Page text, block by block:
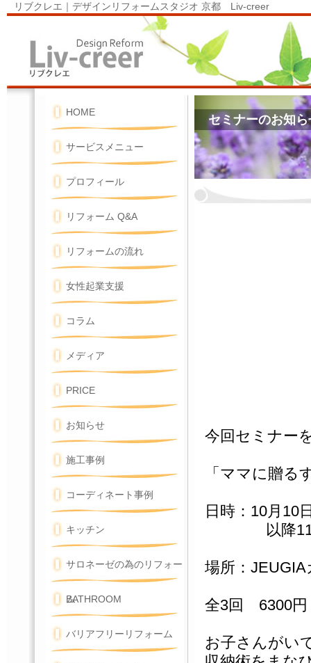
リブクレエ｜デザインリフォームスタジオ 京都 Liv-creer
セミナーのお知ら
今回セミナー
「ママに贈る
日時：10月
以降11月
場所：
全3回 6300円
お子さんがい
HOME
サービスメニュー
プロフィール
リフォーム Q&A
リフォームの流れ
女性起業支援
コラム
メディア
PRICE
お知らせ
施工事例
コーディネート事例
キッチン
サロネーゼの為のリフォー
ム
BATHROOM
バリアフリーリフォーム